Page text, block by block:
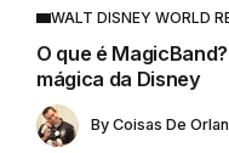
WALT DISNEY WORLD
O que é
mágica da Disney
By Coisas De